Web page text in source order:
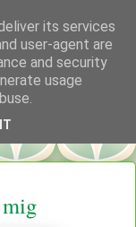
its services
user-agent are
and security
usage